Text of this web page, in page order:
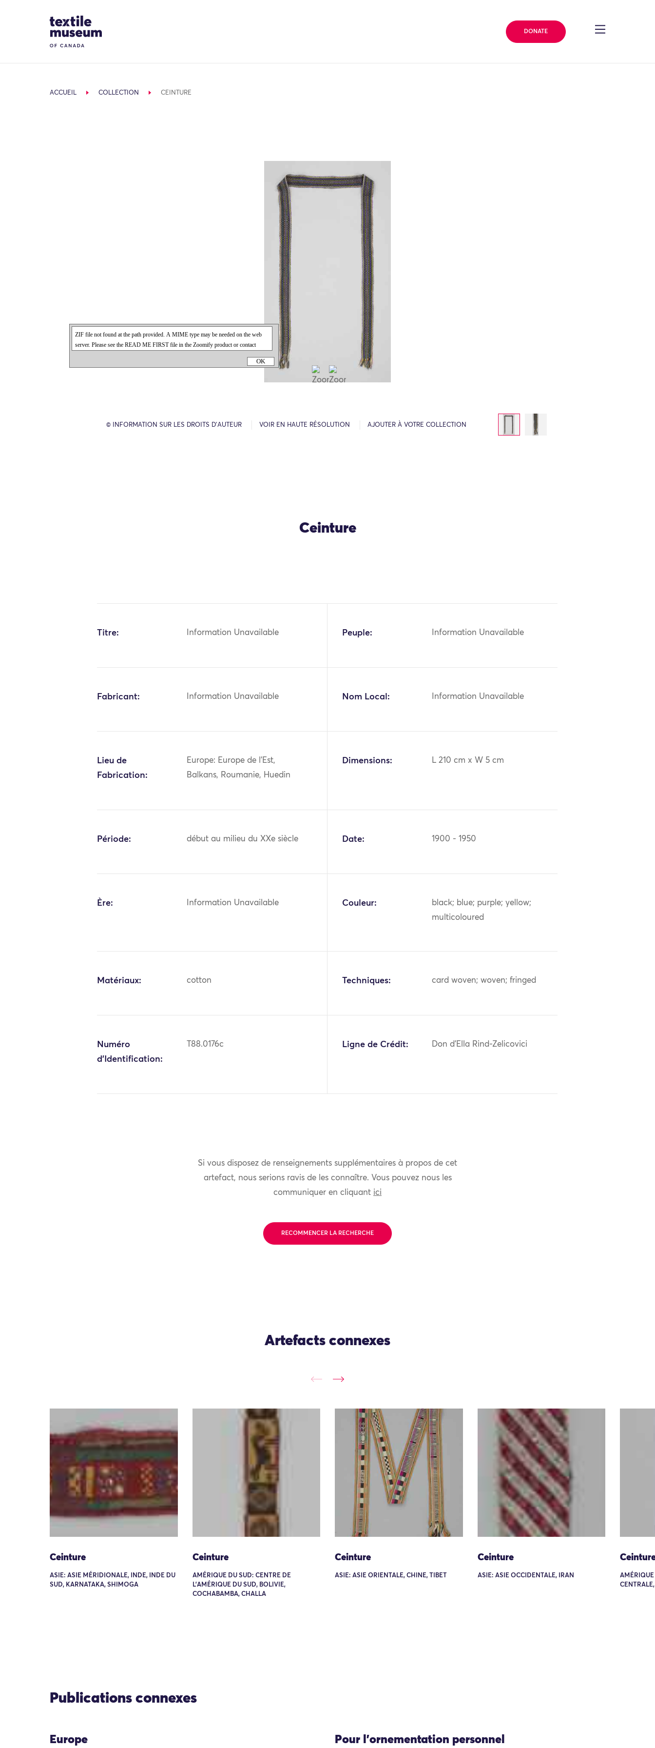
Site Logo
DONATE
ACCUEIL COLLECTION CEINTURE
OK
© INFORMATION SUR LES DROITS D’AUTEUR VOIR EN HAUTE RÉSOLUTION AJOUTER À VOTRE COLLECTION
Ceinture
Titre: Information Unavailable Peuple: Information Unavailable
Fabricant: Information Unavailable Nom Local: Information Unavailable
Lieu de
Fabrication:
Europe: Europe de l'Est,
Balkans, Roumanie, Huedin
Dimensions: L 210 cm x W 5 cm
Période: début au milieu du XXe siècle Date: 1900 - 1950
Ère: Information Unavailable Couleur:
black; blue; purple; yellow;
multicoloured
Matériaux: cotton Techniques: card woven; woven; fringed
Numéro
d'Identification:
T88.0176c Ligne de Crédit: Don d'Ella Rind-Zelicovici
Si vous disposez de renseignements supplémentaires à propos de cet
artefact, nous serions ravis de les connaître. Vous pouvez nous les
communiquer en cliquant ici
RECOMMENCER LA RECHERCHE
Artefacts connexes
Ceinture
ASIE: ASIE MÉRIDIONALE, INDE, INDE DU
SUD, KARNATAKA, SHIMOGA
Ceinture
AMÉRIQUE DU SUD: CENTRE DE
L'AMÉRIQUE DU SUD, BOLIVIE,
COCHABAMBA, CHALLA
Ceinture
ASIE: ASIE ORIENTALE, CHINE, TIBET
Ceinture
ASIE: ASIE OCCIDENTALE, IRAN
Publications connexes
Europe Pour l'ornementation personnel